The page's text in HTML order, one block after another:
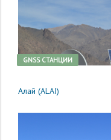
GNSS CТАНЦИИ
Алай (ALAI)